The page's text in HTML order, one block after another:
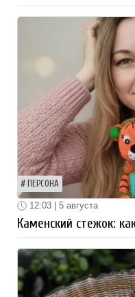
ПЕРСОНА
12:03 | 5 августа
Каменский стежок: